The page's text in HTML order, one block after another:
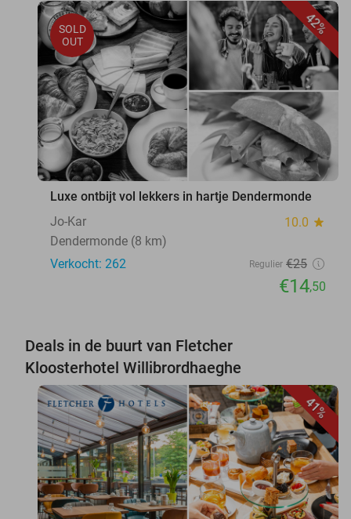
42%
SOLD
OUT
Luxe ontbijt vol lekkers in hartje Dendermonde
Jo-Kar
10.0 star
Dendermonde (8 km)
Verkocht: 262
Regulier €25
€14,50
Deals in de buurt van Fletcher
Kloosterhotel Willibrordhaeghe
41%